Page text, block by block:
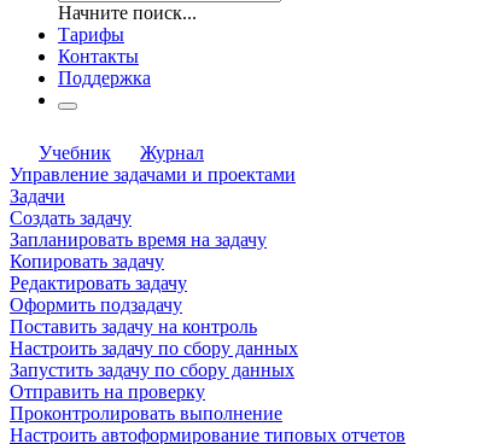
Начните поиск...
Тарифы
Контакты
Поддержка
Учебник
Журнал
Управление задачами и проектами
Задачи
Создать задачу
Запланировать время на задачу
Копировать задачу
Редактировать задачу
Оформить подзадачу
Поставить задачу на контроль
Настроить задачу по сбору данных
Запустить задачу по сбору данных
Отправить на проверку
Проконтролировать выполнение
Настроить автоформирование типовых отчетов